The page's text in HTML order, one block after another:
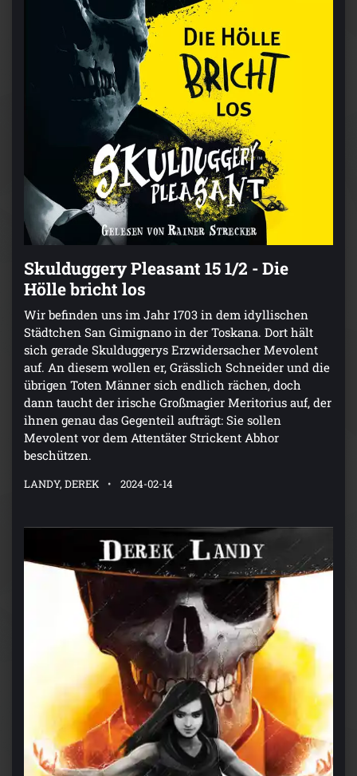
Skulduggery Pleasant 15 1/2 - Die
Hölle bricht los
Wir befinden uns im Jahr 1703 in dem idyllischen
Städtchen San Gimignano in der Toskana. Dort hält
sich gerade Skulduggerys Erzwidersacher Mevolent
auf. An diesem wollen er, Grässlich Schneider und die
übrigen Toten Männer sich endlich rächen, doch
dann taucht der irische Großmagier Meritorius auf, der
ihnen genau das Gegenteil aufträgt: Sie sollen
Mevolent vor dem Attentäter Strickent Abhor
beschützen.
LANDY, DEREK 2024-02-14